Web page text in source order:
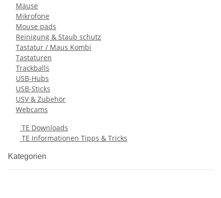
Mäuse
Mikrofone
Mouse pads
Reinigung & Staub schutz
Tastatur / Maus Kombi
Tastaturen
Trackballs
USB-Hubs
USB-Sticks
USV & Zubehör
Webcams
TE Downloads
TE Informationen Tipps & Tricks
Kategorien